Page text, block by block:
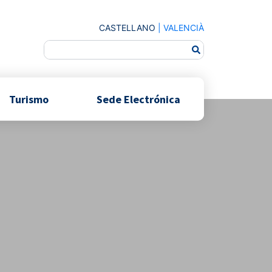
CASTELLANO VALENCIÀ
Turismo Sede Electrónica